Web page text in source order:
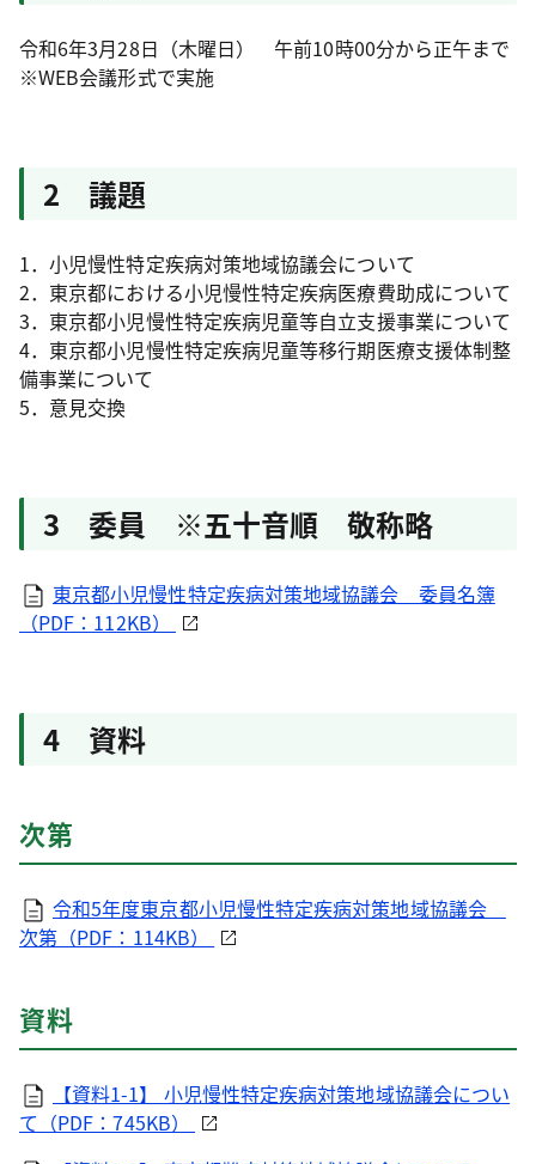
令和6年3月28日（木曜日） 午前10時00分から正午まで
※WEB会議形式で実施
2 議題
1．小児慢性特定疾病対策地域協議会について
2．東京都における小児慢性特定疾病医療費助成について
3．東京都小児慢性特定疾病児童等自立支援事業について
4．東京都小児慢性特定疾病児童等移行期医療支援体制整
備事業について
5．意見交換
3 委員 ※五十音順 敬称略
東京都小児慢性特定疾病対策地域協議会 委員名簿
（PDF：112KB）
4 資料
次第
令和5年度東京都小児慢性特定疾病対策地域協議会
次第（PDF：114KB）
資料
【資料1-1】 小児慢性特定疾病対策地域協議会につい
て（PDF：745KB）